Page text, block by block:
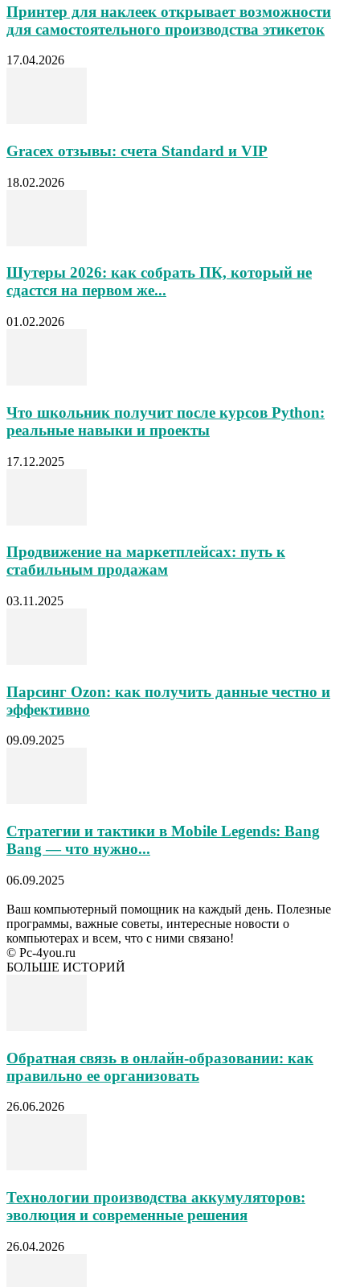
Принтер для наклеек открывает возможности
для самостоятельного производства этикеток
17.04.2026
Gracex отзывы: счета Standard и VIP
18.02.2026
Шутеры 2026: как собрать ПК, который не
сдастся на первом же...
01.02.2026
Что школьник получит после курсов Python:
реальные навыки и проекты
17.12.2025
Продвижение на маркетплейсах: путь к
стабильным продажам
03.11.2025
Парсинг Ozon: как получить данные честно и
эффективно
09.09.2025
Стратегии и тактики в Mobile Legends: Bang
Bang — что нужно...
06.09.2025
Ваш компьютерный помощник на каждый день. Полезные
программы, важные советы, интересные новости о
компьютерах и всем, что с ними связано!
© Pc-4you.ru
БОЛЬШЕ ИСТОРИЙ
Обратная связь в онлайн-образовании: как
правильно ее организовать
26.06.2026
Технологии производства аккумуляторов:
эволюция и современные решения
26.04.2026